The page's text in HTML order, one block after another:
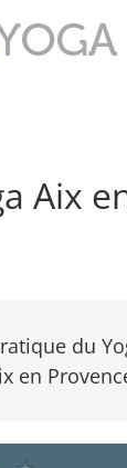
Aix
du
en